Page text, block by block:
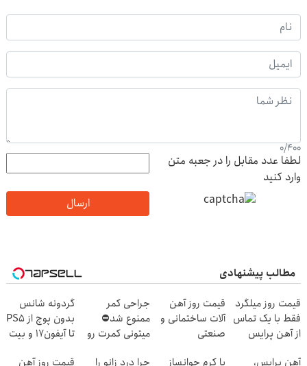
0/400
لطفا عدد مقابل را در جعبه متن
وارد کنید
ارسال
مطالب پیشنهادی
قیمت روز میلگرد
فقط با یک تماس
از آهن پرایس
قیمت روز آهن
آلات ساختمانی و
صنعتی
جراحی کمر
ممنوع شد⛔
میتونی کمرت رو
گردونه شانس
بدون پوچ از PS5
تا آیفون17 و بیت